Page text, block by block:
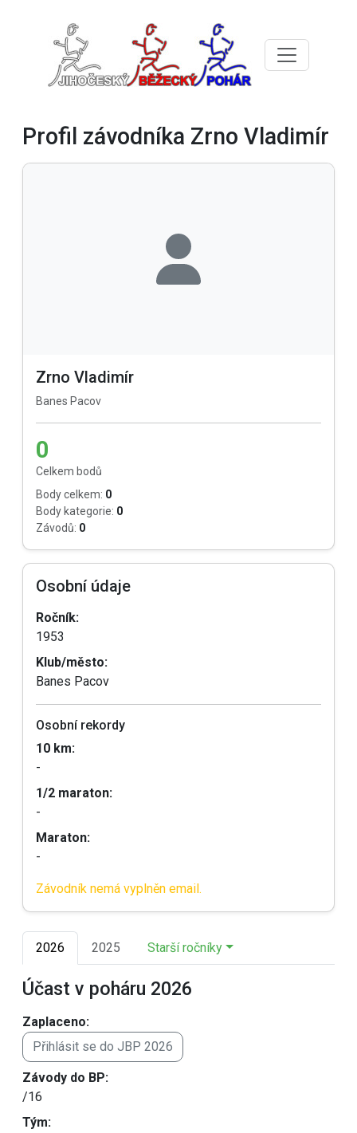
Profil závodníka Zrno Vladimír
Zrno Vladimír
Banes Pacov
0
Celkem bodů
Body celkem: 0
Body kategorie: 0
Závodů: 0
Osobní údaje
Ročník:
1953
Klub/město:
Banes Pacov
Osobní rekordy
10 km:
-
1/2 maraton:
-
Maraton:
-
Závodník nemá vyplněn email.
2026 2025 Starší ročníky
Účast v poháru 2026
Zaplaceno:
Přihlásit se do JBP 2026
Závody do BP:
/16
Tým: